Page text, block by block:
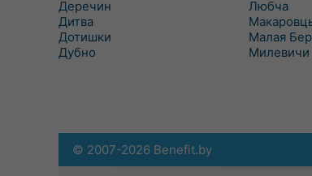
Деречин
Дитва
Дотишки
Дубно
Любча
Малая
Милевичи
© 2007-2026 Benefit.by